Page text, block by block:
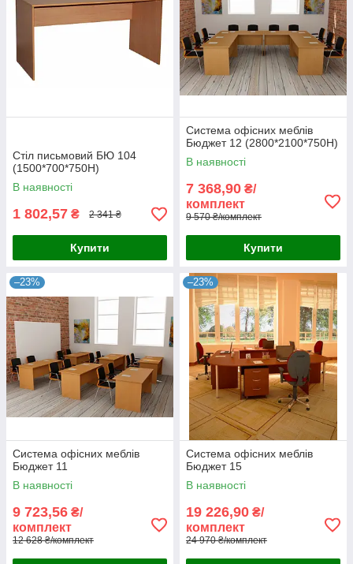
Стіл письмовий БЮ 104
(1500*700*750Н)
В наявності
1 802,57 ₴ 2 341 ₴
Купити
Система офісних меблів
Бюджет 12 (2800*2100*750Н)
В наявності
7 368,90 ₴/
комплект
9 570 ₴/комплект
Купити
–23%
Система офісних меблів
Бюджет 11
В наявності
9 723,56 ₴/
комплект
12 628 ₴/комплект
–23%
Система офісних меблів
Бюджет 15
В наявності
19 226,90 ₴/
комплект
24 970 ₴/комплект